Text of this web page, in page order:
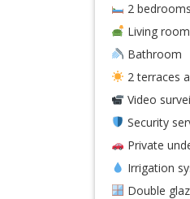
2 bedrooms
Living
Bathroom
2 terraces
Video
Security
Private
Irrigation
Double